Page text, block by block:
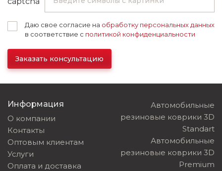
Даю свое согласие на обработку персональных данных
в соответствие с политикой конфиденциальности
Заказать консультацию
Информация
О компании
Контакты
Оптовым клиентам
Услуги
Оплата и доставка
Автомобильные
резиновые коврики 3D
Standart
Автомобильные
резиновые коврики 3D
Premium